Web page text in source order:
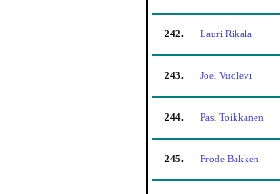
242. Lauri Rikala
243. Joel Vuolevi
244. Pasi Toikkanen
245. Frode Bakken